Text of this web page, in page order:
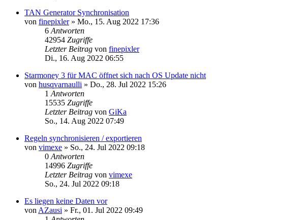
TAN Generator Synchronisation
von finepixler» Mo., 15. Aug 2022 17:36
6 Antworten
42954 Zugriffe
Letzter Beitrag von finepixler
Di., 16. Aug 2022 06:55
Starmoney 3 für MAC öffnet sich nach OS Update nicht
von husqvarnaulli » Do., 28. Jul 2022 15:26
1 Antworten
15535 Zugriffe
Letzter Beitrag von GiKa
So., 14. Aug 2022 07:49
Regeln synchronisieren / exportieren
von vimexe » So., 24. Jul 2022 09:18
0 Antworten
14996 Zugriffe
Letzter Beitrag von vimexe
So., 24. Jul 2022 09:18
Es liegen keine Daten vor
von AZausi » Fr., 01. Jul 2022 09:49